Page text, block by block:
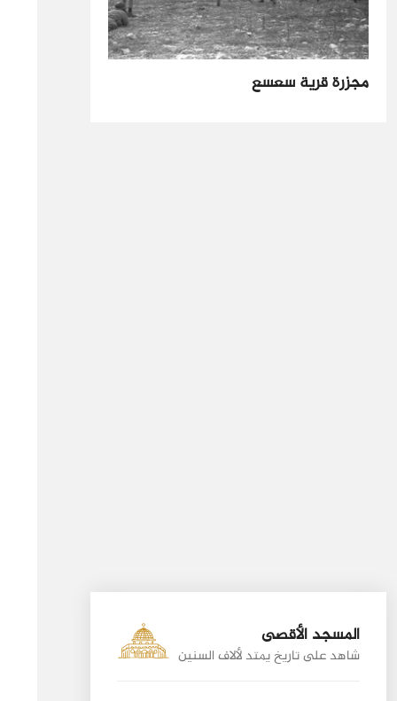
مجزرة قرية سعسع
المسجد الأقصى
شاهد على تاريخ يمتد لألاف السنين